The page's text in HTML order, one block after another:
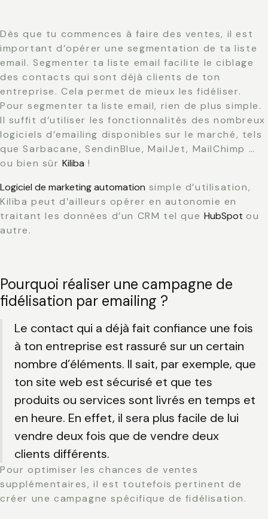
Dès que tu commences à faire des ventes, il est
important d’opérer une segmentation de ta liste
email. Segmenter ta liste email facilite le ciblage
des contacts qui sont déjà clients de ton
entreprise. Cela permet de mieux les fidéliser.
Pour segmenter ta liste email, rien de plus simple.
Il suffit d’utiliser les fonctionnalités des nombreux
logiciels d’emailing disponibles sur le marché, tels
que Sarbacane, SendinBlue, MailJet, MailChimp …
ou bien sûrKiliba !
Logiciel de marketing automation simple d’utilisation,
Kiliba peut d’ailleurs opérer en autonomie en
traitant les données d’un CRM tel que HubSpot ou
autre.
Pourquoi réaliser une campagne de
fidélisation par emailing ?
Le contact qui a déjà fait confiance une fois
à ton entreprise est rassuré sur un certain
nombre d’éléments. Il sait, par exemple, que
ton site web est sécurisé et que tes
produits ou services sont livrés en temps et
en heure. En effet, il sera plus facile de lui
vendre deux fois que de vendre deux
clients différents.
Pour optimiser les chances de ventes
supplémentaires, il est toutefois pertinent de
créer une campagne spécifique de fidélisation.